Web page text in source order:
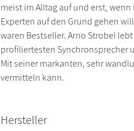
meist im Alltag auf und erst,
Experten auf den Grund gehen
waren Bestseller. Arno Strobel
profiliertesten Synchronsprecher
Mit seiner markanten, sehr
vermitteln kann.
Hersteller